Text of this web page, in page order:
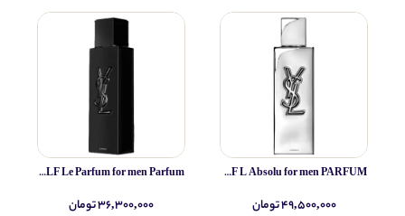
Yves Saint Laurent MYSLF L Absolu for men PARFUM
۴۹,۵۰۰,۰۰۰ تومان
Yves Saint Laurent MYSLF Le Parfum for men Parfum
۳۶,۳۰۰,۰۰۰ تومان